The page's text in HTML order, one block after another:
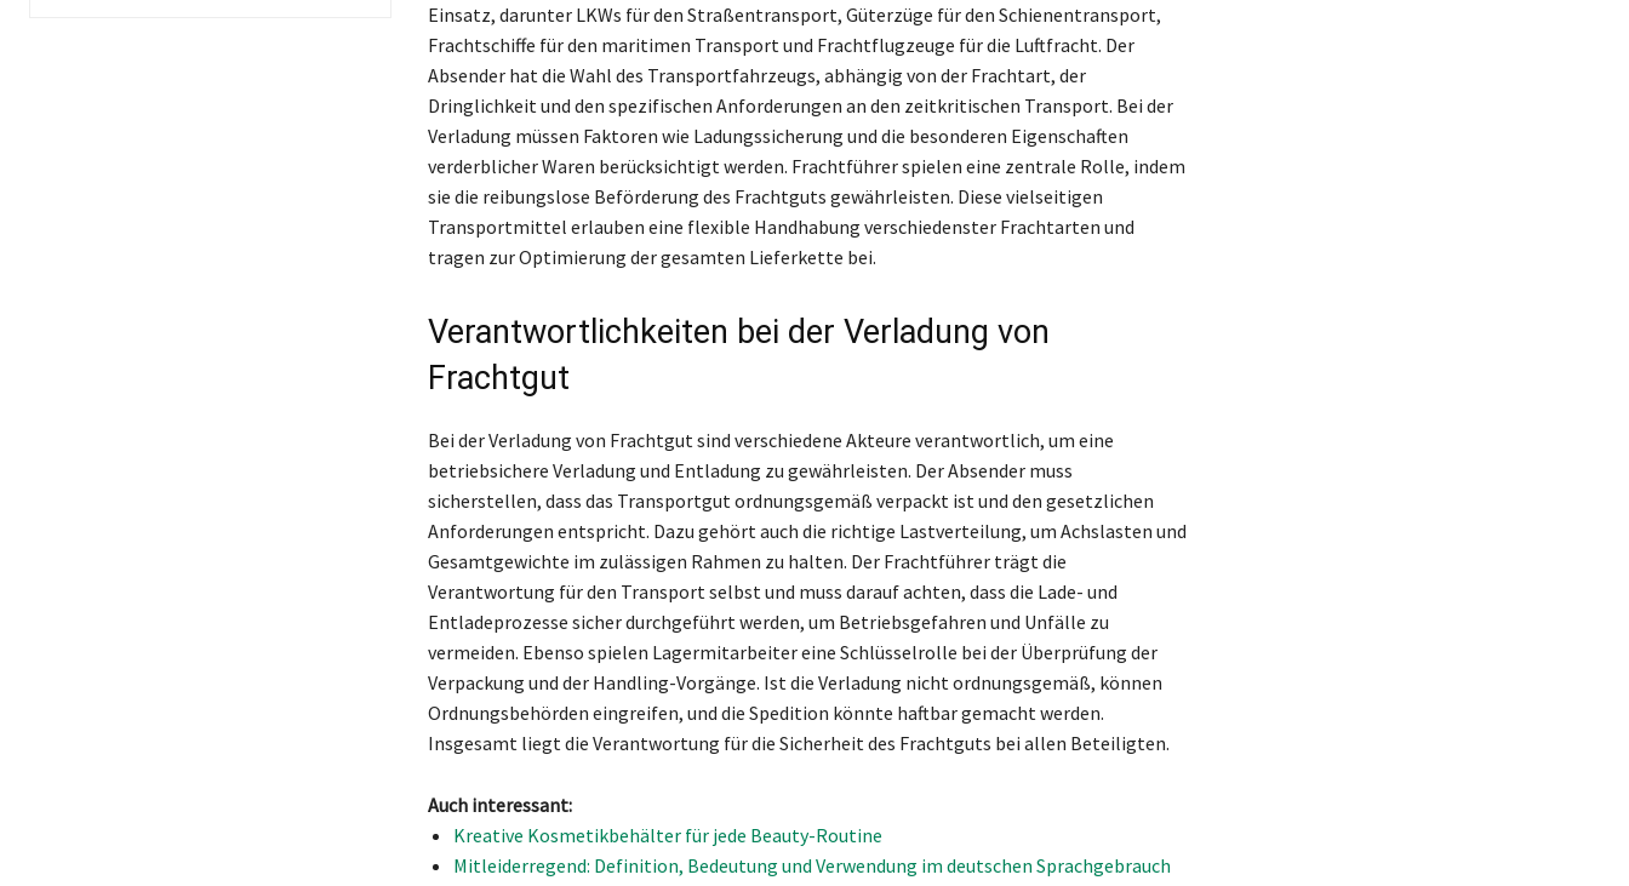
Einsatz, darunter LKWs für den Straßentransport, Güterzüge für den Schienentransport,
Frachtschiffe für den maritimen Transport und Frachtflugzeuge für die Luftfracht. Der
Absender hat die Wahl des Transportfahrzeugs, abhängig von der Frachtart, der
Dringlichkeit und den spezifischen Anforderungen an den zeitkritischen Transport. Bei der
Verladung müssen Faktoren wie Ladungssicherung und die besonderen Eigenschaften
verderblicher Waren berücksichtigt werden. Frachtführer spielen eine zentrale Rolle, indem
sie die reibungslose Beförderung des Frachtguts gewährleisten. Diese vielseitigen
Transportmittel erlauben eine flexible Handhabung verschiedenster Frachtarten und
tragen zur Optimierung der gesamten Lieferkette bei.
Verantwortlichkeiten bei der Verladung von
Frachtgut
Bei der Verladung von Frachtgut sind verschiedene Akteure verantwortlich, um eine
betriebsichere Verladung und Entladung zu gewährleisten. Der Absender muss
sicherstellen, dass das Transportgut ordnungsgemäß verpackt ist und den gesetzlichen
Anforderungen entspricht. Dazu gehört auch die richtige Lastverteilung, um Achslasten und
Gesamtgewichte im zulässigen Rahmen zu halten. Der Frachtführer trägt die
Verantwortung für den Transport selbst und muss darauf achten, dass die Lade- und
Entladeprozesse sicher durchgeführt werden, um Betriebsgefahren und Unfälle zu
vermeiden. Ebenso spielen Lagermitarbeiter eine Schlüsselrolle bei der Überprüfung der
Verpackung und der Handling-Vorgänge. Ist die Verladung nicht ordnungsgemäß, können
Ordnungsbehörden eingreifen, und die Spedition könnte haftbar gemacht werden.
Insgesamt liegt die Verantwortung für die Sicherheit des Frachtguts bei allen Beteiligten.
Auch interessant:
Kreative Kosmetikbehälter für jede Beauty-Routine
Mitleiderregend: Definition, Bedeutung und Verwendung im deutschen Sprachgebrauch